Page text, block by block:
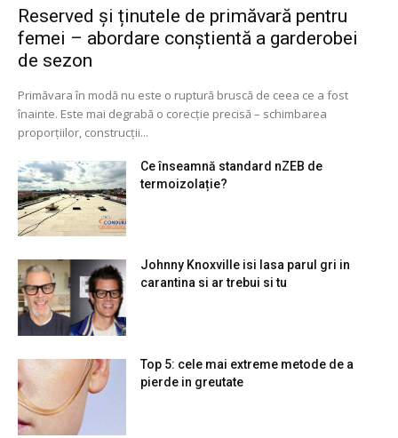
Reserved și ținutele de primăvară pentru
femei – abordare conștientă a garderobei
de sezon
Primăvara în modă nu este o ruptură bruscă de ceea ce a fost
înainte. Este mai degrabă o corecție precisă – schimbarea
proporțiilor, construcții...
Ce înseamnă standard nZEB de
termoizolație?
Johnny Knoxville isi lasa parul gri in
carantina si ar trebui si tu
Top 5: cele mai extreme metode de a
pierde in greutate